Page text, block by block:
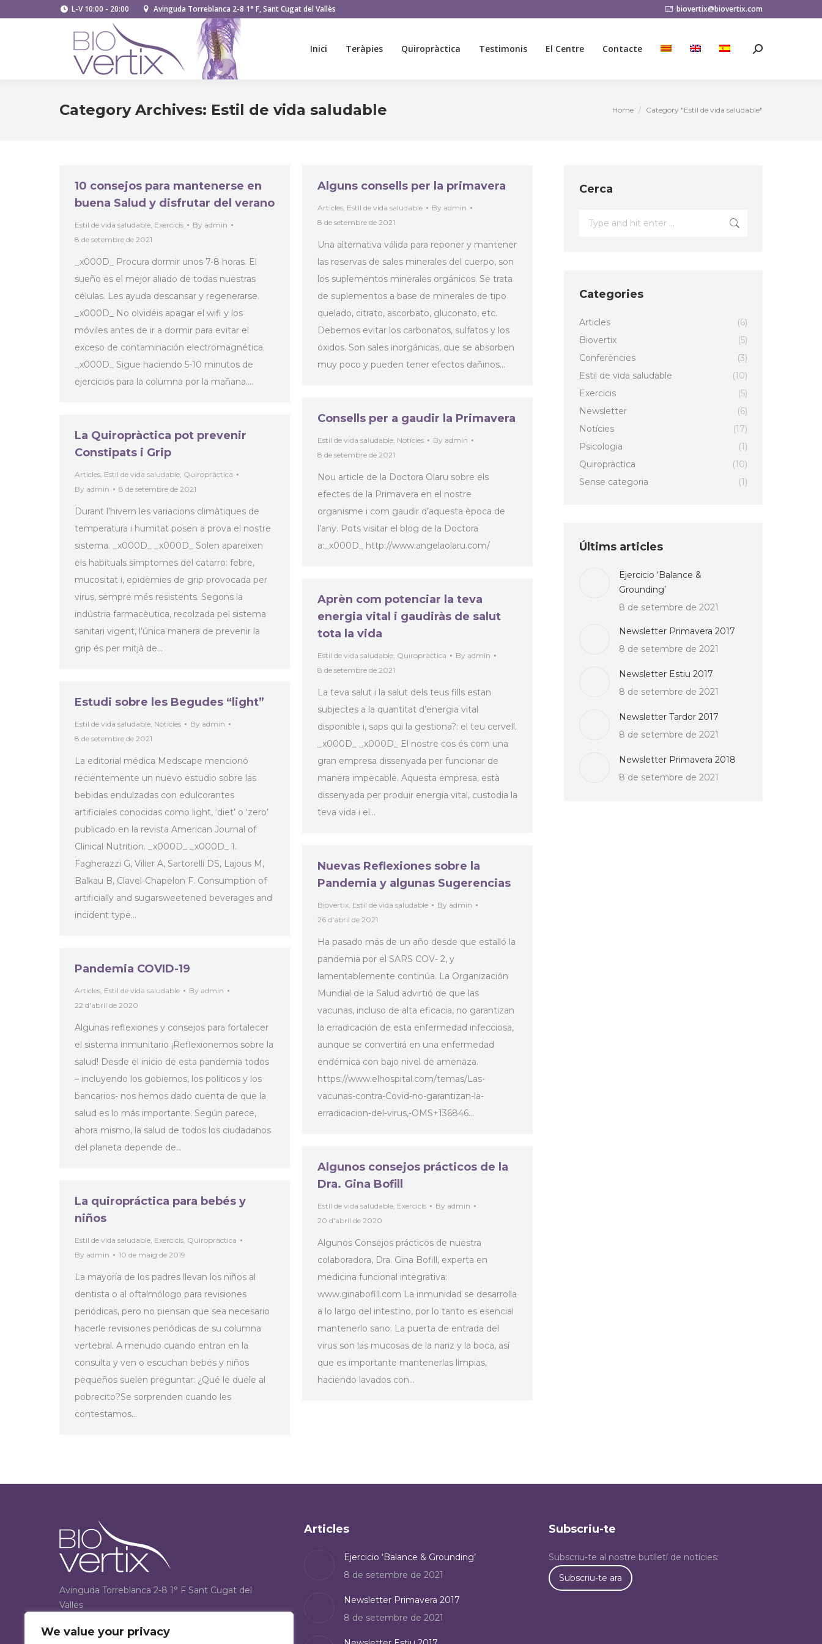
We value your privacy
L-V 10:00 - 20:00 Avinguda Torreblanca 2-8 1° F, Sant Cugat del Vallès biovertix@biovertix.com
Inici Teràpies Quiropràctica Testimonis El Centre Contacte Search:
Category Archives: Estil de vida saludable You are here:
Home Category "Estil de vida saludable"
10 consejos para mantenerse en
buena Salud y disfrutar del verano
Estil de vida saludable, Exercicis By admin
8 de setembre de 2021
_x000D_ Procura dormir unos 7-8 horas. El
sueño es el mejor aliado de todas nuestras
células. Les ayuda descansar y regenerarse.
_x000D_ No olvidéis apagar el wifi y los
móviles antes de ir a dormir para evitar el
exceso de contaminación electromagnética.
_x000D_ Sigue haciendo 5-10 minutos de
ejercicios para la columna por la mañana.…
Alguns consells per la primavera
Articles, Estil de vida saludable By admin
8 de setembre de 2021
Una alternativa válida para reponer y mantener
las reservas de sales minerales del cuerpo, son
los suplementos minerales orgánicos. Se trata
de suplementos a base de minerales de tipo
quelado, citrato, ascorbato, gluconato, etc.
Debemos evitar los carbonatos, sulfatos y los
óxidos. Son sales inorgánicas, que se absorben
muy poco y pueden tener efectos dañinos…
Consells per a gaudir la Primavera
Estil de vida saludable, Notícies By admin
8 de setembre de 2021
Nou article de la Doctora Olaru sobre els
efectes de la Primavera en el nostre
organisme i com gaudir d’aquesta època de
l’any. Pots visitar el blog de la Doctora
a:_x000D_ http://www.angelaolaru.com/
La Quiropràctica pot prevenir
Constipats i Grip
Articles, Estil de vida saludable, Quiropràctica
By admin 8 de setembre de 2021
Durant l’hivern les variacions climàtiques de
temperatura i humitat posen a prova el nostre
sistema. _x000D_ _x000D_ Solen apareixen
els habituals símptomes del catarro: febre,
mucositat i, epidèmies de grip provocada per
virus, sempre més resistents. Segons la
indústria farmacèutica, recolzada pel sistema
sanitari vigent, l’única manera de prevenir la
grip és per mitjà de…
Aprèn com potenciar la teva
energia vital i gaudiràs de salut
tota la vida
Estil de vida saludable, Quiropràctica By admin
8 de setembre de 2021
La teva salut i la salut dels teus fills estan
subjectes a la quantitat d’energia vital
disponible i, saps qui la gestiona?: el teu cervell.
_x000D_ _x000D_ El nostre cos és com una
gran empresa dissenyada per funcionar de
manera impecable. Aquesta empresa, està
dissenyada per produir energia vital, custodia la
teva vida i el…
Estudi sobre les Begudes “light”
Estil de vida saludable, Notícies By admin
8 de setembre de 2021
La editorial médica Medscape mencionó
recientemente un nuevo estudio sobre las
bebidas endulzadas con edulcorantes
artificiales conocidas como light, ‘diet’ o ‘zero’
publicado en la revista American Journal of
Clinical Nutrition. _x000D_ _x000D_ 1.
Fagherazzi G, Vilier A, Sartorelli DS, Lajous M,
Balkau B, Clavel-Chapelon F. Consumption of
artificially and sugarsweetened beverages and
incident type…
Nuevas Reflexiones sobre la
Pandemia y algunas Sugerencias
Biovertix, Estil de vida saludable By admin
26 d'abril de 2021
Ha pasado más de un año desde que estalló la
pandemia por el SARS COV- 2, y
lamentablemente continúa. La Organización
Mundial de la Salud advirtió de que las
vacunas, incluso de alta eficacia, no garantizan
la erradicación de esta enfermedad infecciosa,
aunque se convertirá en una enfermedad
endémica con bajo nivel de amenaza.
https://www.elhospital.com/temas/Las-
vacunas-contra-Covid-no-garantizan-la-
erradicacion-del-virus,-OMS+136846…
Pandemia COVID-19
Articles, Estil de vida saludable By admin
22 d'abril de 2020
Algunas reflexiones y consejos para fortalecer
el sistema inmunitario ¡Reflexionemos sobre la
salud! Desde el inicio de esta pandemia todos
– incluyendo los gobiernos, los políticos y los
bancarios- nos hemos dado cuenta de que la
salud es lo más importante. Según parece,
ahora mismo, la salud de todos los ciudadanos
del planeta depende de…
Algunos consejos prácticos de la
Dra. Gina Bofill
Estil de vida saludable, Exercicis By admin
20 d'abril de 2020
Algunos Consejos prácticos de nuestra
colaboradora, Dra. Gina Bofill, experta en
medicina funcional integrativa:
www.ginabofill.com La inmunidad se desarrolla
a lo largo del intestino, por lo tanto es esencial
mantenerlo sano. La puerta de entrada del
virus son las mucosas de la nariz y la boca, así
que es importante mantenerlas limpias,
haciendo lavados con…
La quiropráctica para bebés y
niños
Estil de vida saludable, Exercicis, Quiropràctica
By admin 10 de maig de 2019
La mayoría de los padres llevan los niños al
dentista o al oftalmólogo para revisiones
periódicas, pero no piensan que sea necesario
hacerle revisiones periódicas de su columna
vertebral. A menudo cuando entran en la
consulta y ven o escuchan bebés y niños
pequeños suelen preguntar: ¿Qué le duele al
pobrecito?Se sorprenden cuando les
contestamos…
Cerca
Search:
Categories
Articles
(6)
Biovertix
(5)
Conferències
(3)
Estil de vida saludable
(10)
Exercicis
(5)
Newsletter
(6)
Notícies
(17)
Psicologia
(1)
Quiropràctica
(10)
Sense categoria
(1)
Últims articles
Ejercicio ‘Balance &
Grounding’
8 de setembre de 2021
Newsletter Primavera 2017
8 de setembre de 2021
Newsletter Estiu 2017
8 de setembre de 2021
Newsletter Tardor 2017
8 de setembre de 2021
Newsletter Primavera 2018
8 de setembre de 2021
Avinguda Torreblanca 2-8 1° F Sant Cugat del
Valles
T. 93 544 11 99
Articles
Ejercicio ‘Balance & Grounding’
8 de setembre de 2021
Newsletter Primavera 2017
8 de setembre de 2021
Subscriu-te
Subscriu-te al nostre butlletí de notícies:
Subscriu-te ara
Search: